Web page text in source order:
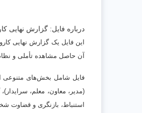
درباره فایل: گزارش نهایی
این فایل یک گزارش نهایی
آن حاصل مشاهده تأملی و
فایل شامل بخش‌های متنوعی
(مدیر، معاون، معلم،
استنباط، بازنگری و قضاوت